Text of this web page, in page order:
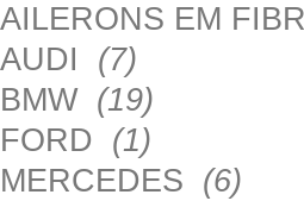
AILERONS EM
AUDI (7)
BMW (19)
FORD (1)
MERCEDES (6)